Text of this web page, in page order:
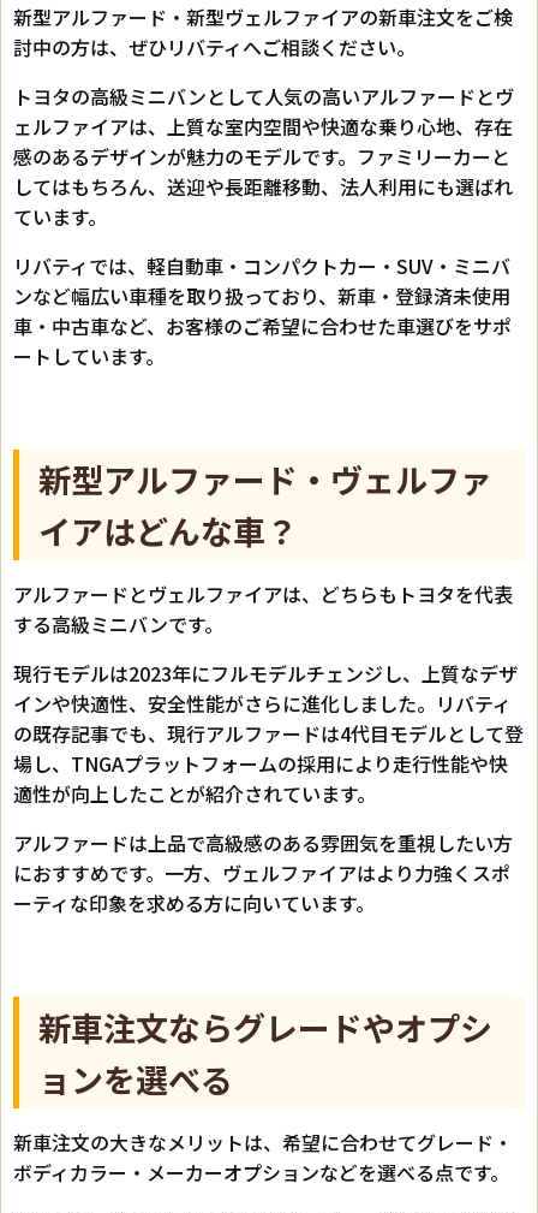
新型アルファード・新型ヴェルファイアの新車注文をご検
討中の方は、ぜひリバティへご相談ください。
トヨタの高級ミニバンとして人気の高いアルファードとヴ
ェルファイアは、上質な室内空間や快適な乗り心地、存在
感のあるデザインが魅力のモデルです。ファミリーカーと
してはもちろん、送迎や長距離移動、法人利用にも選ばれ
ています。
リバティでは、軽自動車・コンパクトカー・SUV・ミニバ
ンなど幅広い車種を取り扱っており、新車・登録済未使用
車・中古車など、お客様のご希望に合わせた車選びをサポ
ートしています。
新型アルファード・ヴェルファ
イアはどんな車？
アルファードとヴェルファイアは、どちらもトヨタを代表
する高級ミニバンです。
現行モデルは2023年にフルモデルチェンジし、上質なデザ
インや快適性、安全性能がさらに進化しました。リバティ
の既存記事でも、現行アルファードは4代目モデルとして登
場し、TNGAプラットフォームの採用により走行性能や快
適性が向上したことが紹介されています。
アルファードは上品で高級感のある雰囲気を重視したい方
におすすめです。一方、ヴェルファイアはより力強くスポ
ーティな印象を求める方に向いています。
新車注文ならグレードやオプシ
ョンを選べる
新車注文の大きなメリットは、希望に合わせてグレード・
ボディカラー・メーカーオプションなどを選べる点です。